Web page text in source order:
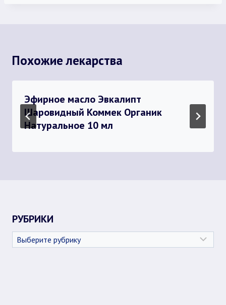
Похожие лекарства
Эфирное масло Эвкалипт
Шаровидный Коммек Органик
Натуральное 10 мл
РУБРИКИ
Рубрики